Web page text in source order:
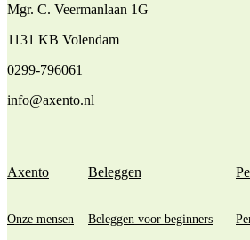
Mgr. C. Veermanlaan 1G
1131 KB Volendam
0299-796061
info@axento.nl
Axento
Onze mensen
Beleggen
Beleggen voor beginners